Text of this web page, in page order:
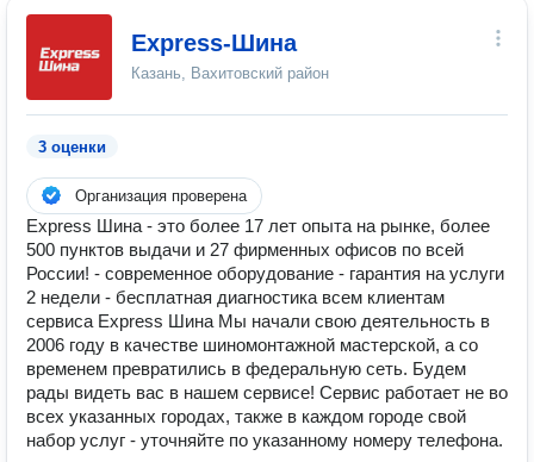
Express-Шина
Казань, Вахитовский район
3 оценки
Организация проверена
Express Шина - это более 17 лет опыта на рынке, более
500 пунктов выдачи и 27 фирменных офисов по всей
России! - современное оборудование - гарантия на услуги
2 недели - бесплатная диагностика всем клиентам
сервиса Express Шина Мы начали свою деятельность в
2006 году в качестве шиномонтажной мастерской, а со
временем превратились в федеральную сеть. Будем
рады видеть вас в нашем сервисе! Сервис работает не во
всех указанных городах, также в каждом городе свой
набор услуг - уточняйте по указанному номеру телефона.